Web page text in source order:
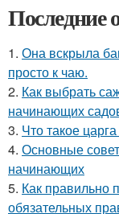
Последние
1. Она вскрыла
просто к чаю.
2. Как выбрать
начинающих
3. Что такое
4. Основные
начинающих
5. Как правильно
обязательных